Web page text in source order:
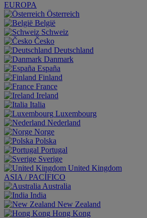
EUROPA
Österreich
België
Schweiz
Česko
Deutschland
Danmark
España
Finland
France
Ireland
Italia
Luxembourg
Nederland
Norge
Polska
Portugal
Sverige
United Kingdom
ASIA / PACÍFICO
Australia
India
New Zealand
Hong Kong